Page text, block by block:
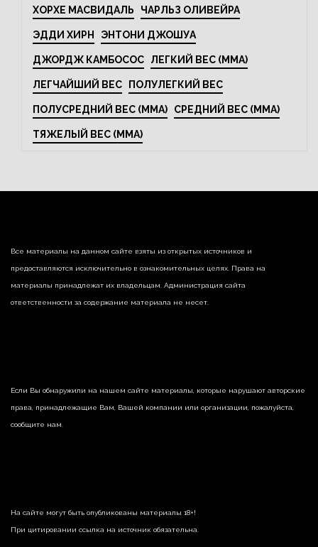
ХОРХЕ МАСВИДАЛЬ ЧАРЛЬЗ ОЛИВЕЙРА
ЭДДИ ХИРН ЭНТОНИ ДЖОШУА
ДЖОРДЖ КАМБОСОС ЛЕГКИЙ ВЕС (MMA)
ЛЕГЧАЙШИЙ ВЕС ПОЛУЛЕГКИЙ ВЕС
ПОЛУСРЕДНИЙ ВЕС (MMA) СРЕДНИЙ ВЕС (MMA)
ТЯЖЕЛЫЙ ВЕС (MMA)
Все материалы на данном сайте взяты из открытых источников и
предоставляются исключительно в ознакомительных целях. Права на
материалы принадлежат их владельцам. Администрация сайта
ответственности за содержание материала не несет.
Если Вы обнаружили на нашем сайте материалы, которые нарушают авторские
права, принадлежащие Вам, Вашей компании или организации, пожалуйста,
сообщите нам.
На сайте могут быть опубликованы материалы 18+!
При цитировании ссылка на источник обязательна.